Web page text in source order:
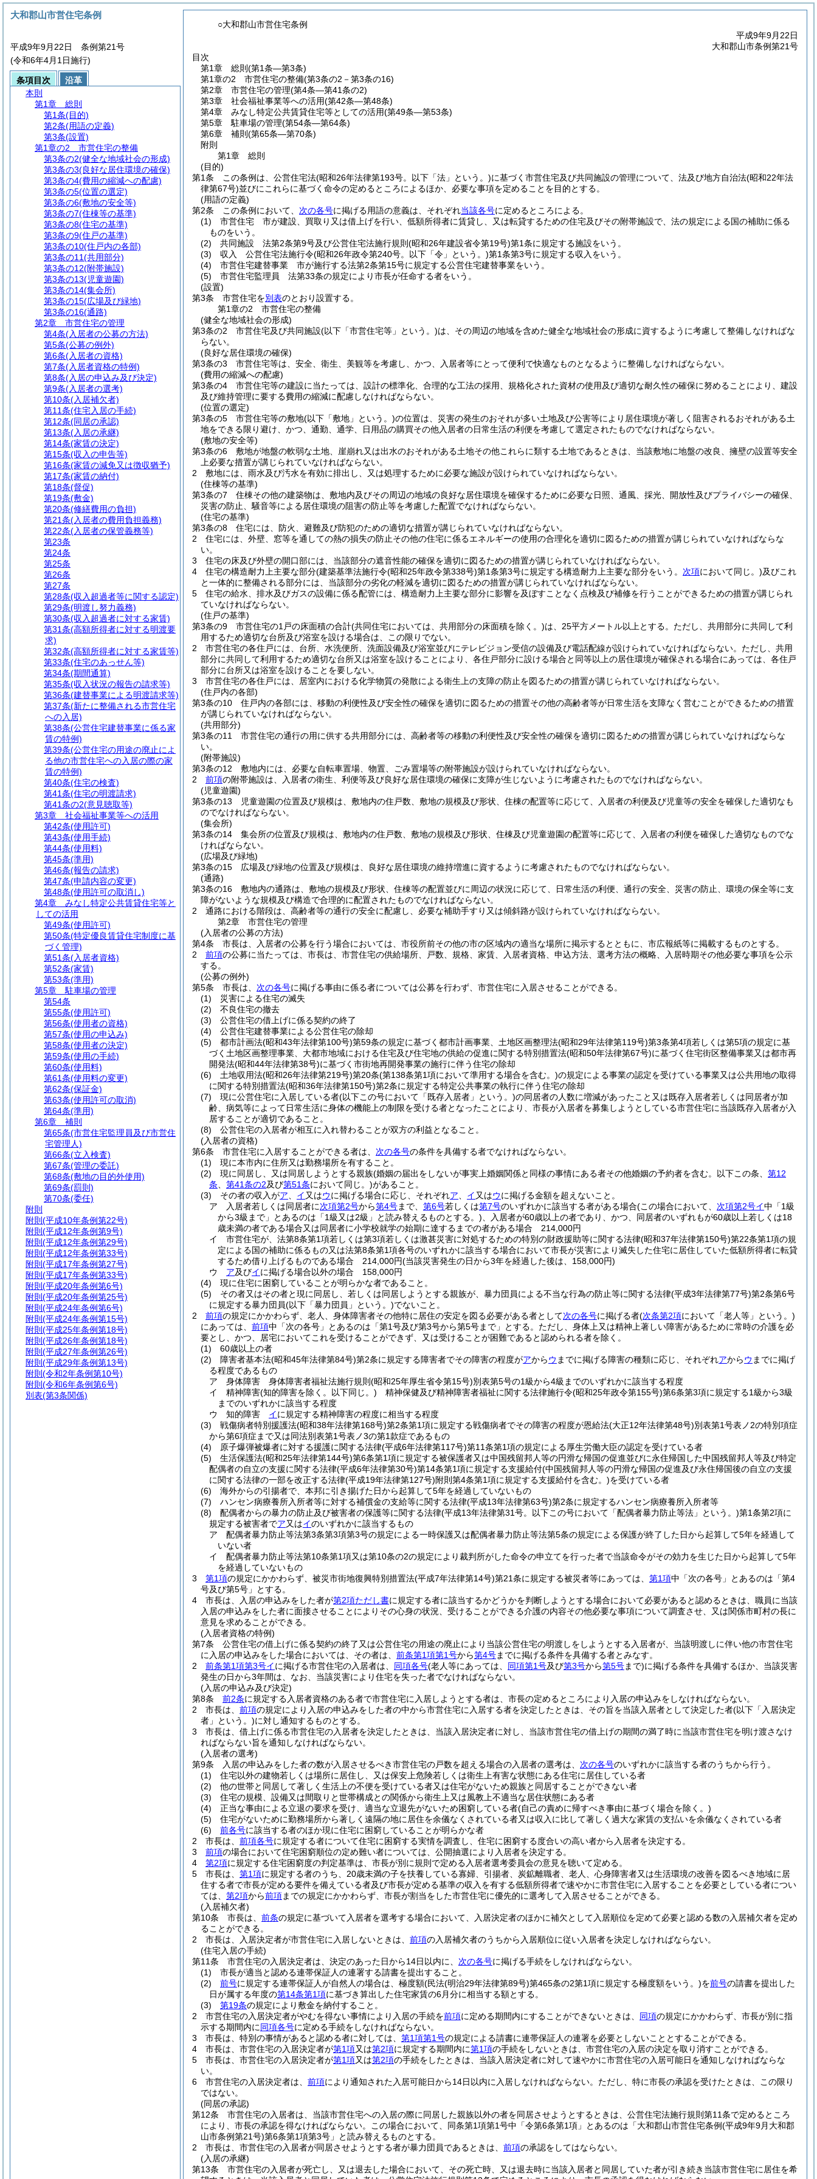
○大和郡山市営住宅条例
平成9年9月22日
大和郡山市条例第21号
目次
第1章
総則 (第1条―第3条)
第1章の2
市営住宅の整備(第3条の2－第3条の16)
第2章
市営住宅の管理(第4条―第41条の2)
第3章
社会福祉事業等への活用(第42条―第48条)
第4章
みなし特定公共賃貸住宅等としての活用(第49条―第53条)
第5章
駐車場の管理(第54条―第64条)
第6章
補則 (第65条―第70条)
附則
第1章
総則
(目的)
第1条
この条例は、公営住宅法(昭和26年法律第193号。以下「法」という。)に基づく市営住宅及び共同施設の管理について、法及び地方自治法(昭和22年法
律第67号)並びにこれらに基づく命令の定めるところによるほか、必要な事項を定めることを目的とする。
(用語の定義)
第2条
この条例において、 次の各号に掲げる用語の意義は、それぞれ当該各号に定めるところによる。
(1)
市営住宅 市が建設、買取り又は借上げを行い、低額所得者に賃貸し、又は転貸するための住宅及びその附帯施設で、法の規定による国の補助に係る
ものをいう。
(2)
共同施設 法第2条第9号及び公営住宅法施行規則 (昭和26年建設省令第19号)第1条に規定する施設をいう。
(3)
収入 公営住宅法施行令(昭和26年政令第240号。以下「令」という。)第1条第3号に規定する収入をいう。
(4)
市営住宅建替事業 市が施行する法第2条第15号に規定する公営住宅建替事業をいう。
(5)
市営住宅監理員 法第33条の規定により市長が任命する者をいう。
(設置)
第3条
市営住宅を別表のとおり設置する。
第1章の2
市営住宅の整備
(健全な地域社会の形成)
第3条の2
市営住宅及び共同施設(以下「市営住宅等」という。)は、その周辺の地域を含めた健全な地域社会の形成に資するように考慮して整備しなければな
らない。
(良好な居住環境の確保)
第3条の3
市営住宅等は、安全、衛生、美観等を考慮し、かつ、入居者等にとって便利で快適なものとなるように整備しなければならない。
(費用の縮減への配慮)
第3条の4
市営住宅等の建設に当たっては、設計の標準化、合理的な工法の採用、規格化された資材の使用及び適切な耐久性の確保に努めることにより、建設
及び維持管理に要する費用の縮減に配慮しなければならない。
(位置の選定)
第3条の5
市営住宅等の敷地(以下「敷地」という。)の位置は、災害の発生のおそれが多い土地及び公害等により居住環境が著しく阻害されるおそれがある土
地をできる限り避け、かつ、通勤、通学、日用品の購買その他入居者の日常生活の利便を考慮して選定されたものでなければならない。
(敷地の安全等)
第3条の6
敷地が地盤の軟弱な土地、崖崩れ又は出水のおそれがある土地その他これらに類する土地であるときは、当該敷地に地盤の改良、擁壁の設置等安全
上必要な措置が講じられていなければならない。
2
敷地には、雨水及び汚水を有効に排出し、又は処理するために必要な施設が設けられていなければならない。
(住棟等の基準)
第3条の7
住棟その他の建築物は、敷地内及びその周辺の地域の良好な居住環境を確保するために必要な日照、通風、採光、開放性及びプライバシーの確保、
災害の防止、騒音等による居住環境の阻害の防止等を考慮した配置でなければならない。
(住宅の基準)
第3条の8
住宅には、防火、避難及び防犯のための適切な措置が講じられていなければならない。
2
住宅には、外壁、窓等を通しての熱の損失の防止その他の住宅に係るエネルギーの使用の合理化を適切に図るための措置が講じられていなければならな
い。
3
住宅の床及び外壁の開口部には、当該部分の遮音性能の確保を適切に図るための措置が講じられていなければならない。
4
住宅の構造耐力上主要な部分(建築基準法施行令(昭和25年政令第338号)第1条第3号に規定する構造耐力上主要な部分をいう。 次項において同じ。)及びこれ
と一体的に整備される部分には、当該部分の劣化の軽減を適切に図るための措置が講じられていなければならない。
5
住宅の給水、排水及びガスの設備に係る配管には、構造耐力上主要な部分に影響を及ぼすことなく点検及び補修を行うことができるための措置が講じられ
ていなければならない。
(住戸の基準)
第3条の9
市営住宅の1戸の床面積の合計(共同住宅においては、共用部分の床面積を除く。)は、25平方メートル以上とする。 ただし、共用部分に共同して利
用するため適切な台所及び浴室を設ける場合は、この限りでない。
2
市営住宅の各住戸には、台所、水洗便所、洗面設備及び浴室並びにテレビジョン受信の設備及び電話配線が設けられていなければならない。 ただし、共用
部分に共同して利用するため適切な台所又は浴室を設けることにより、各住戸部分に設ける場合と同等以上の居住環境が確保される場合にあっては、各住戸
部分に台所又は浴室を設けることを要しない。
3
市営住宅の各住戸には、居室内における化学物質の発散による衛生上の支障の防止を図るための措置が講じられていなければならない。
(住戸内の各部)
第3条の10
住戸内の各部には、移動の利便性及び安全性の確保を適切に図るための措置その他の高齢者等が日常生活を支障なく営むことができるための措置
が講じられていなければならない。
(共用部分)
第3条の11
市営住宅の通行の用に供する共用部分には、高齢者等の移動の利便性及び安全性の確保を適切に図るための措置が講じられていなければならな
い。
(附帯施設)
第3条の12
敷地内には、必要な自転車置場、物置、ごみ置場等の附帯施設が設けられていなければならない。
2
前項の附帯施設は、入居者の衛生、利便等及び良好な居住環境の確保に支障が生じないように考慮されたものでなければならない。
(児童遊園)
第3条の13
児童遊園の位置及び規模は、敷地内の住戸数、敷地の規模及び形状、住棟の配置等に応じて、入居者の利便及び児童等の安全を確保した適切なも
のでなければならない。
(集会所)
第3条の14
集会所の位置及び規模は、敷地内の住戸数、敷地の規模及び形状、住棟及び児童遊園の配置等に応じて、入居者の利便を確保した適切なものでな
ければならない。
(広場及び緑地)
第3条の15
広場及び緑地の位置及び規模は、良好な居住環境の維持増進に資するように考慮されたものでなければならない。
(通路)
第3条の16
敷地内の通路は、敷地の規模及び形状、住棟等の配置並びに周辺の状況に応じて、日常生活の利便、通行の安全、災害の防止、環境の保全等に支
障がないような規模及び構造で合理的に配置されたものでなければならない。
2
通路における階段は、高齢者等の通行の安全に配慮し、必要な補助手すり又は傾斜路が設けられていなければならない。
第2章
市営住宅の管理
(入居者の公募の方法)
第4条
市長は、入居者の公募を行う場合においては、市役所前その他の市の区域内の適当な場所に掲示するとともに、市広報紙等に掲載するものとする。
2
前項の公募に当たっては、市長は、市営住宅の供給場所、戸数、規格、家賃、入居者資格、申込方法、選考方法の概略、入居時期その他必要な事項を公示
する。
(公募の例外)
第5条
市長は、 次の各号に掲げる事由に係る者については公募を行わず、市営住宅に入居させることができる。
(1)
災害による住宅の滅失
(2)
不良住宅の撤去
(3)
公営住宅の借上げに係る契約の終了
(4)
公営住宅建替事業による公営住宅の除却
(5)
都市計画法(昭和43年法律第100号)第59条の規定に基づく都市計画事業、土地区画整理法(昭和29年法律第119号)第3条第4項若しくは第5項の規定に基
づく土地区画整理事業、大都市地域における住宅及び住宅地の供給の促進に関する特別措置法(昭和50年法律第67号)に基づく住宅街区整備事業又は都市再
開発法(昭和44年法律第38号)に基づく市街地再開発事業の施行に伴う住宅の除却
(6)
土地収用法(昭和26年法律第219号)第20条(第138条第1項において準用する場合を含む。)の規定による事業の認定を受けている事業又は公共用地の取得
に関する特別措置法(昭和36年法律第150号)第2条に規定する特定公共事業の執行に伴う住宅の除却
(7)
現に公営住宅に入居している者(以下この号において「既存入居者」という。)の同居者の人数に増減があったこと又は既存入居者若しくは同居者が加
齢、病気等によって日常生活に身体の機能上の制限を受ける者となったことにより、市長が入居者を募集しようとしている市営住宅に当該既存入居者が入
居することが適切であること。
(8)
公営住宅の入居者が相互に入れ替わることが双方の利益となること。
(入居者の資格)
第6条
市営住宅に入居することができる者は、 次の各号の条件を具備する者でなければならない。
(1)
現に本市内に住所又は勤務場所を有すること。
(2)
現に同居し、又は同居しようとする親族(婚姻の届出をしないが事実上婚姻関係と同様の事情にある者その他婚姻の予約者を含む。以下この条、 第12
条
第41条の2及び第51条において同じ。)があること。
(3)
その者の収入がア イ 又はウに掲げる場合に応じ、それぞれア イ 又はウに掲げる金額を超えないこと。
ア
入居者若しくは同居者に次項第2号から第4号まで、 第6号若しくは第7号のいずれかに該当する者がある場合(この場合において、 次項第2号イ中「1級
から3級まで」とあるのは「1級又は2級」と読み替えるものとする。) 、入居者が60歳以上の者であり、かつ、同居者のいずれもが60歳以上若しくは18
歳未満の者である場合又は同居者に小学校就学の始期に達するまでの者がある場合 214,000円
イ
市営住宅が、法第8条第1項若しくは第3項若しくは激甚災害に対処するための特別の財政援助等に関する法律(昭和37年法律第150号)第22条第1項の規
定による国の補助に係るもの又は法第8条第1項各号のいずれかに該当する場合において市長が災害により滅失した住宅に居住していた低額所得者に転貸
するため借り上げるものである場合 214,000円(当該災害発生の日から3年を経過した後は、158,000円)
ウ
ア及びイに掲げる場合以外の場合 158,000円
(4)
現に住宅に困窮していることが明らかな者であること。
(5)
その者又はその者と現に同居し、若しくは同居しようとする親族が、暴力団員による不当な行為の防止等に関する法律(平成3年法律第77号)第2条第6号
に規定する暴力団員(以下「暴力団員」という。)でないこと。
2
前項の規定にかかわらず、老人、身体障害者その他特に居住の安定を図る必要がある者として次の各号に掲げる者(次条第2項において「老人等」という。)
にあっては、 前項中「次の各号」とあるのは「第1号及び第3号から第5号まで」とする。 ただし、身体上又は精神上著しい障害があるために常時の介護を必
要とし、かつ、居宅においてこれを受けることができず、又は受けることが困難であると認められる者を除く。
(1)
60歳以上の者
(2)
障害者基本法(昭和45年法律第84号)第2条に規定する障害者でその障害の程度がアからウ までに掲げる障害の種類に応じ、それぞれアからウ までに掲げ
る程度であるもの
ア
身体障害 身体障害者福祉法施行規則 (昭和25年厚生省令第15号)別表第5号の1級から4級までのいずれかに該当する程度
イ
精神障害(知的障害を除く。以下同じ。) 精神保健及び精神障害者福祉に関する法律施行令(昭和25年政令第155号)第6条第3項に規定する1級から3級
までのいずれかに該当する程度
ウ
知的障害 イに規定する精神障害の程度に相当する程度
(3)
戦傷病者特別援護法(昭和38年法律第168号)第2条第1項に規定する戦傷病者でその障害の程度が恩給法(大正12年法律第48号)別表第1号表ノ2の特別項症
から第6項症まで又は同法別表第1号表ノ3の第1款症であるもの
(4)
原子爆弾被爆者に対する援護に関する法律(平成6年法律第117号)第11条第1項の規定による厚生労働大臣の認定を受けている者
(5)
生活保護法(昭和25年法律第144号)第6条第1項に規定する被保護者又は中国残留邦人等の円滑な帰国の促進並びに永住帰国した中国残留邦人等及び特定
配偶者の自立の支援に関する法律(平成6年法律第30号)第14条第1項に規定する支援給付(中国残留邦人等の円滑な帰国の促進及び永住帰国後の自立の支援
に関する法律の一部を改正する法律(平成19年法律第127号)附則第4条第1項に規定する支援給付を含む。)を受けている者
(6)
海外からの引揚者で、本邦に引き揚げた日から起算して5年を経過していないもの
(7)
ハンセン病療養所入所者等に対する補償金の支給等に関する法律(平成13年法律第63号)第2条に規定するハンセン病療養所入所者等
(8)
配偶者からの暴力の防止及び被害者の保護等に関する法律(平成13年法律第31号。以下この号において「配偶者暴力防止等法」という。)第1条第2項に
規定する被害者でア又はイのいずれかに該当するもの
ア
配偶者暴力防止等法第3条第3項第3号の規定による一時保護又は配偶者暴力防止等法第5条の規定による保護が終了した日から起算して5年を経過して
いない者
イ
配偶者暴力防止等法第10条第1項又は第10条の2の規定により裁判所がした命令の申立てを行った者で当該命令がその効力を生じた日から起算して5年
を経過していないもの
3
第1項の規定にかかわらず、被災市街地復興特別措置法(平成7年法律第14号)第21条に規定する被災者等にあっては、 第1項中「次の各号」とあるのは「第4
号及び第5号」とする。
4
市長は、入居の申込みをした者が第2項ただし書に規定する者に該当するかどうかを判断しようとする場合において必要があると認めるときは、職員に当該
入居の申込みをした者に面接させることによりその心身の状況、受けることができる介護の内容その他必要な事項について調査させ、又は関係市町村の長に
意見を求めることができる。
(入居者資格の特例)
第7条
公営住宅の借上げに係る契約の終了又は公営住宅の用途の廃止により当該公営住宅の明渡しをしようとする入居者が、当該明渡しに伴い他の市営住宅
に入居の申込みをした場合においては、その者は、 前条第1項第1号から第4号までに掲げる条件を具備する者とみなす。
2
前条第1項第3号イに掲げる市営住宅の入居者は、 同項各号(老人等にあっては、 同項第1号及び第3号から第5号まで)に掲げる条件を具備するほか、当該災害
発生の日から3年間は、なお、当該災害により住宅を失った者でなければならない。
(入居の申込み及び決定)
第8条
前2条に規定する入居者資格のある者で市営住宅に入居しようとする者は、市長の定めるところにより入居の申込みをしなければならない。
2
市長は、 前項の規定により入居の申込みをした者の中から市営住宅に入居する者を決定したときは、その旨を当該入居者として決定した者(以下「入居決定
者」という。)に対し通知するものとする。
3
市長は、借上げに係る市営住宅の入居者を決定したときは、当該入居決定者に対し、当該市営住宅の借上げの期間の満了時に当該市営住宅を明け渡さなけ
ればならない旨を通知しなければならない。
(入居者の選考)
第9条
入居の申込みをした者の数が入居させるべき市営住宅の戸数を超える場合の入居者の選考は、 次の各号のいずれかに該当する者のうちから行う。
(1)
住宅以外の建物若しくは場所に居住し、又は保安上危険若しくは衛生上有害な状態にある住宅に居住している者
(2)
他の世帯と同居して著しく生活上の不便を受けている者又は住宅がないため親族と同居することができない者
(3)
住宅の規模、設備又は間取りと世帯構成との関係から衛生上又は風教上不適当な居住状態にある者
(4)
正当な事由による立退の要求を受け、適当な立退先がないため困窮している者(自己の責めに帰すべき事由に基づく場合を除く。)
(5)
住宅がないために勤務場所から著しく遠隔の地に居住を余儀なくされている者又は収入に比して著しく過大な家賃の支払いを余儀なくされている者
(6)
前各号に該当する者のほか現に住宅に困窮していることが明らかな者
2
市長は、 前項各号に規定する者について住宅に困窮する実情を調査し、住宅に困窮する度合いの高い者から入居者を決定する。
3
前項の場合において住宅困窮順位の定め難い者については、公開抽選により入居者を決定する。
4
第2項に規定する住宅困窮度の判定基準は、市長が別に規則で定める入居者選考委員会の意見を聴いて定める。
5
市長は、 第1項に規定する者のうち、20歳未満の子を扶養している寡婦、引揚者、炭鉱離職者、老人、心身障害者又は生活環境の改善を図るべき地域に居
住する者で市長が定める要件を備えている者及び市長が定める基準の収入を有する低額所得者で速やかに市営住宅に入居することを必要としている者につい
ては、 第2項から前項までの規定にかかわらず、市長が割当をした市営住宅に優先的に選考して入居させることができる。
(入居補欠者)
第10条
市長は、 前条の規定に基づいて入居者を選考する場合において、入居決定者のほかに補欠として入居順位を定めて必要と認める数の入居補欠者を定め
ることができる。
2
市長は、入居決定者が市営住宅に入居しないときは、 前項の入居補欠者のうちから入居順位に従い入居者を決定しなければならない。
(住宅入居の手続)
第11条
市営住宅の入居決定者は、決定のあった日から14日以内に、 次の各号に掲げる手続をしなければならない。
(1)
市長が適当と認める連帯保証人の連署する請書を提出すること。
(2)
前号に規定する連帯保証人が自然人の場合は、極度額(民法(明治29年法律第89号)第465条の2第1項に規定する極度額をいう。)を前号の請書を提出した
日が属する年度の第14条第1項に基づき算出した住宅家賃の6月分に相当する額とする。
(3)
第19条の規定により敷金を納付すること。
2
市営住宅の入居決定者がやむを得ない事情により入居の手続を前項に定める期間内にすることができないときは、 同項の規定にかかわらず、市長が別に指
示する期間内に同項各号に定める手続をしなければならない。
3
市長は、特別の事情があると認める者に対しては、 第1項第1号の規定による請書に連帯保証人の連署を必要としないこととすることができる。
4
市長は、市営住宅の入居決定者が第1項又は第2項に規定する期間内に第1項の手続をしないときは、市営住宅の入居の決定を取り消すことができる。
5
市長は、市営住宅の入居決定者が第1項又は第2項の手続をしたときは、当該入居決定者に対して速やかに市営住宅の入居可能日を通知しなければならな
い。
6
市営住宅の入居決定者は、 前項により通知された入居可能日から14日以内に入居しなければならない。 ただし、特に市長の承認を受けたときは、この限り
ではない。
(同居の承認)
第12条
市営住宅の入居者は、当該市営住宅への入居の際に同居した親族以外の者を同居させようとするときは、公営住宅法施行規則第11条で定めるところ
により、市長の承認を得なければならない。
この場合において、同条第1項第1号中「令第6条第1項」とあるのは「大和郡山市営住宅条例(平成9年9月大和郡
山市条例第21号)第6条第1項第3号」と読み替えるものとする。
2
市長は、市営住宅の入居者が同居させようとする者が暴力団員であるときは、 前項の承認をしてはならない。
(入居の承継)
第13条
市営住宅の入居者が死亡し、又は退去した場合において、その死亡時、又は退去時に当該入居者と同居していた者が引き続き当該市営住宅に居住を希
大和郡山市営住宅条例
平成9年9月22日 条例第21号
(令和6年4月1日施行)
条項目次
沿革
本則
第1章
総則
第1条(目的)
第2条(用語の定義)
第3条(設置)
第1章の2
市営住宅の整備
第3条の2(健全な地域社会の形成)
第3条の3(良好な居住環境の確保)
第3条の4(費用の縮減への配慮)
第3条の5(位置の選定)
第3条の6(敷地の安全等)
第3条の7(住棟等の基準)
第3条の8(住宅の基準)
第3条の9(住戸の基準)
第3条の10(住戸内の各部)
第3条の11(共用部分)
第3条の12(附帯施設)
第3条の13(児童遊園)
第3条の14(集会所)
第3条の15(広場及び緑地)
第3条の16(通路)
第2章
市営住宅の管理
第4条(入居者の公募の方法)
第5条(公募の例外)
第6条(入居者の資格)
第7条(入居者資格の特例)
第8条(入居の申込み及び決定)
第9条(入居者の選考)
第10条(入居補欠者)
第11条(住宅入居の手続)
第12条(同居の承認)
第13条(入居の承継)
第14条(家賃の決定)
第15条(収入の申告等)
第16条(家賃の減免又は徴収猶予)
第17条(家賃の納付)
第18条(督促)
第19条(敷金)
第20条(修繕費用の負担)
第21条(入居者の費用負担義務)
第22条(入居者の保管義務等)
第23条
第24条
第25条
第26条
第27条
第28条(収入超過者等に関する認定)
第29条(明渡し努力義務)
第30条(収入超過者に対する家賃)
第31条(高額所得者に対する明渡要
求)
第32条(高額所得者に対する家賃等)
第33条(住宅のあっせん等)
第34条(期間通算)
第35条(収入状況の報告の請求等)
第36条(建替事業による明渡請求等)
第37条(新たに整備される市営住宅
への入居)
第38条(公営住宅建替事業に係る家
賃の特例)
第39条(公営住宅の用途の廃止によ
る他の市営住宅への入居の際の家
賃の特例)
第40条(住宅の検査)
第41条(住宅の明渡請求)
第41条の2(意見聴取等)
第3章
社会福祉事業等への活用
第42条(使用許可)
第43条(使用手続)
第44条(使用料)
第45条(準用)
第46条(報告の請求)
第47条(申請内容の変更)
第48条(使用許可の取消し)
第4章
みなし特定公共賃貸住宅等と
しての活用
第49条(使用許可)
第50条(特定優良賃貸住宅制度に基
づく管理)
第51条(入居者資格)
第52条(家賃)
第53条(準用)
第5章
駐車場の管理
第54条
第55条(使用許可)
第56条(使用者の資格)
第57条(使用の申込み)
第58条(使用者の決定)
第59条(使用の手続)
第60条(使用料)
第61条(使用料の変更)
第62条(保証金)
第63条(使用許可の取消)
第64条(準用)
第6章
補則
第65条(市営住宅監理員及び市営住
宅管理人)
第66条(立入検査)
第67条(管理の委託)
第68条(敷地の目的外使用)
第69条(罰則)
第70条(委任)
附則
附則 (平成10年条例第22号)
附則 (平成12年条例第9号)
附則 (平成12年条例第29号)
附則 (平成12年条例第33号)
附則 (平成17年条例第27号)
附則 (平成17年条例第33号)
附則 (平成20年条例第6号)
附則 (平成20年条例第25号)
附則 (平成24年条例第6号)
附則 (平成24年条例第15号)
附則 (平成25年条例第18号)
附則 (平成26年条例第18号)
附則 (平成27年条例第26号)
附則 (平成29年条例第13号)
附則 (令和2年条例第10号)
附則 (令和6年条例第6号)
別表(第3条関係)